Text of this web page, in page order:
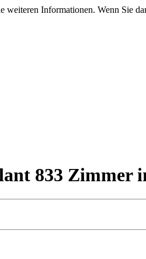
weiteren Informationen. Wenn Sie
833 Zimmer